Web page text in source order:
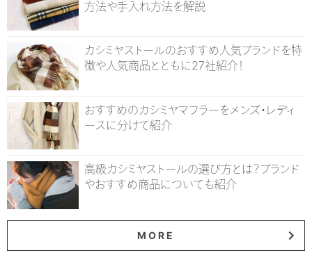
方法や手入れ方法を解説
カシミヤストールのおすすめ人気ブランドを特
徴や人気商品とともに27社紹介！
おすすめのカシミヤマフラーをメンズ・レディ
ースに分けて紹介
高級カシミヤストールの選び方とは？ブランド
やおすすめ商品についても紹介
MORE